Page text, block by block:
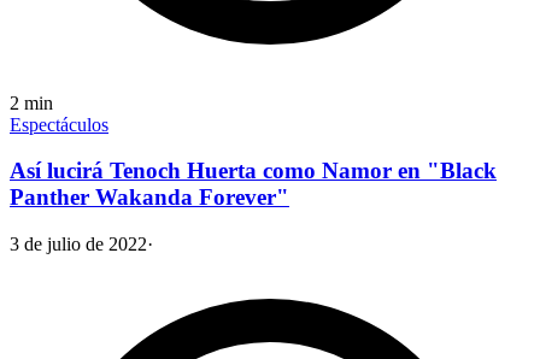
2 min
Espectáculos
Así lucirá Tenoch Huerta como Namor en "Black
Panther Wakanda Forever"
3 de julio de 2022·